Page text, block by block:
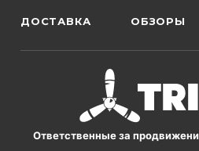
ДОСТАВКА ОБЗОРЫ
Ответственные за